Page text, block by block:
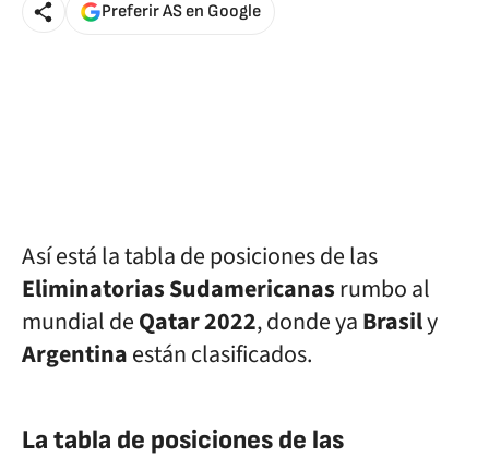
Preferir AS en Google
Así está la tabla de posiciones de las
Eliminatorias Sudamericanasrumbo al
mundial deQatar 2022, donde yaBrasily
Argentinaestán clasificados.
La tabla de posiciones de las